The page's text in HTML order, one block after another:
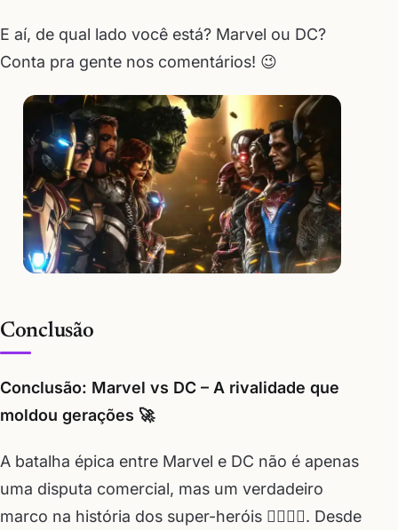
E aí, de qual lado você está? Marvel ou DC?
Conta pra gente nos comentários! 😉
Conclusão
Conclusão: Marvel vs DC – A rivalidade que
moldou gerações 🚀
A batalha épica entre Marvel e DC não é apenas
uma disputa comercial, mas um verdadeiro
marco na história dos super-heróis 🦸‍♂️🦸‍♀️. Desde